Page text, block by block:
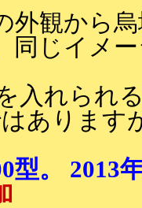
外観から
同じイメ
入れられ
あります
型。